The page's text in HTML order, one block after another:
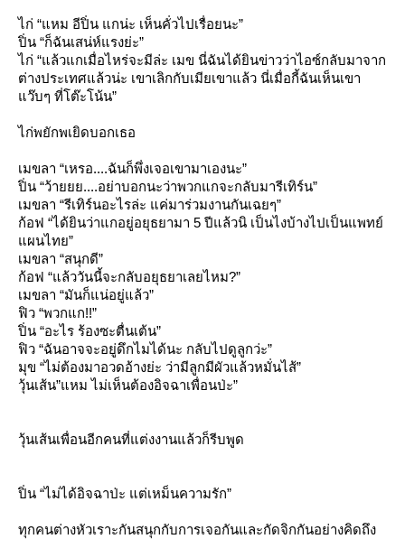
ไก่ “แหม อีปิ่น แกน่ะ เห็นคั่วไปเรื่อยนะ”
ปิ่น “ก็ฉันเสน่ห์แรงย่ะ”
ไก่ “แล้วแกเมื่อไหร่จะมีล่ะ เมข นี่ฉันได้ยินข่าวว่าไอซ์กลับมาจาก
ต่างประเทศแล้วน่ะ เขาเลิกกับเมียเขาแล้ว นี่เมื่อกี้ฉันเห็นเขา
ว๊บๆ ที่โต๊ะโน้น”
ไก่พยักพเยิดบอกเธอ
เมขลา “เหรอ....ฉันก็พึ่งเจอเขามาเองนะ”
ปิ่น “ว้ายยย....อย่าบอกนะว่าพวกแกจะกลับมารีเทิร์น”
เมขลา “รีเทิร์นอะไรล่ะ แค่มาร่วมงานกันเฉยๆ”
ก้อฟ “ได้ยินว่าแกอยู่อยุธยามา 5 ปีแล้วนิ เป็นไงบ้างไปเป็นแพทย์
ผนไทย”
เมขลา “สนุกดี”
ก้อฟ “แล้ววันนี้จะกลับอยุธยาเลยไหม?”
เมขลา “มันก็แน่อยู่แล้ว”
ฟิว “พวกแก!!”
ปิ่น “อะไร ร้องซะตื่นเต้น”
ฟิว “ฉันอาจจะอยู่ดึกไมได้นะ กลับไปดูลูกว่ะ”
มุข “ไม่ต้องมาอวดอ้างย่ะ ว่ามีลูกมีผัวแล้วหมั่นไส้”
วุ้นเส้น”แหม ไม่เห็นต้องอิจฉาเพื่อนป่ะ”
วุ้นเส้นเพื่อนอีกคนที่แต่งงานแล้วก็รีบพูด
ปิ่น “ไม่ได้อิจฉาป่ะ แต่เหม็นความรัก”
ทุกคนต่างหัวเราะกันสนุกกับการเจอกันและกัดจิกกันอย่างคิดถึง